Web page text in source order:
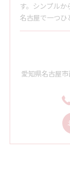
す。シンプルか
名古屋で一つひ
愛知県名古屋